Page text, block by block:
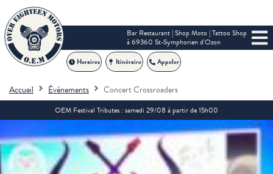
Bar Restaurant | Shop Moto | Tattoo Shop
à 69360 St-Symphorien d'Ozon
Horaires Itinéraire Appeler
Accueil Événements Concert Crossroaders
OEM Festival Tributes : samedi 29/08 à partir de 15h00